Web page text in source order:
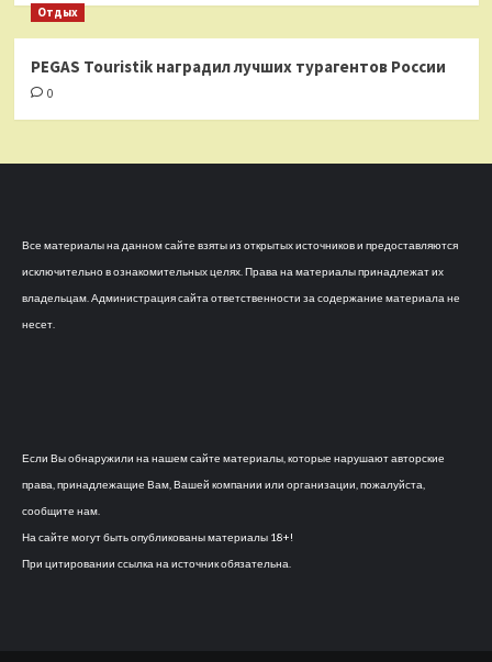
Отдых
PEGAS Touristik наградил лучших турагентов России
0
Все материалы на данном сайте взяты из открытых источников и предоставляются
исключительно в ознакомительных целях. Права на материалы принадлежат их
владельцам. Администрация сайта ответственности за содержание материала не
несет.
Если Вы обнаружили на нашем сайте материалы, которые нарушают авторские
права, принадлежащие Вам, Вашей компании или организации, пожалуйста,
сообщите нам.
На сайте могут быть опубликованы материалы 18+!
При цитировании ссылка на источник обязательна.